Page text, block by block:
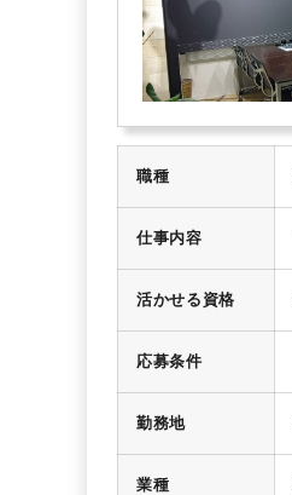
職種
仕事内容
活かせる資格
応募条件
勤務地
業種